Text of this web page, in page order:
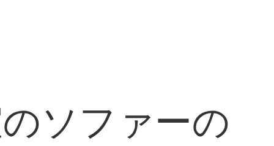
ソファーの